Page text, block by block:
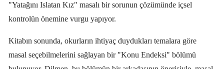
"Yatağını Islatan Kız" masalı bir sorunun çözümünde içsel
kontrolün önemine vurgu yapıyor.
Kitabın sonunda, okurların ihtiyaç duydukları temalara göre
masal seçebilmelerini sağlayan bir "Konu Endeksi" bölümü